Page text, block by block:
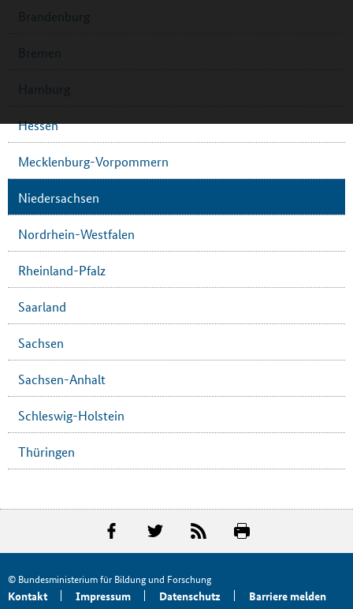
Brandenburg
Bremen
Hamburg
Hessen
Mecklenburg-Vorpommern
Niedersachsen
Nordrhein-Westfalen
Rheinland-Pfalz
Saarland
Sachsen
Sachsen-Anhalt
Schleswig-Holstein
Thüringen
© Bundesministerium für Bildung und Forschung
Kontakt Impressum Datenschutz Barriere melden